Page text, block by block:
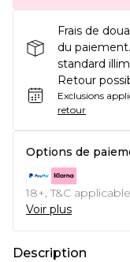
Frais de
du
standard
Retour
Exclusions
retour
Options de
18+, T&C
Voir plus
Description